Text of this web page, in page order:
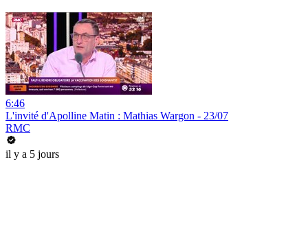
6:46
L'invité d'Apolline Matin : Mathias Wargon - 23/07
RMC
il y a 5 jours